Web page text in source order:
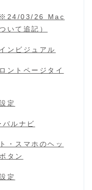
※24/03/26 Mac
いて追記）
ンビジュアル
ントページタイ
定
バルナビ
・スマホのヘッ
タン
定